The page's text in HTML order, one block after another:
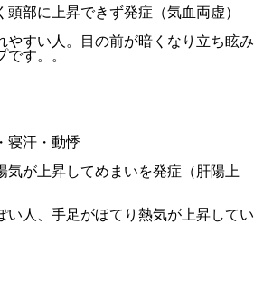
部に上昇できず発症（気血両虚）
やすい人。目の前が暗くなり立ち眩み
す。。
寝汗・動悸
が上昇してめまいを発症（肝陽上
い人、手足がほてり熱気が上昇してい